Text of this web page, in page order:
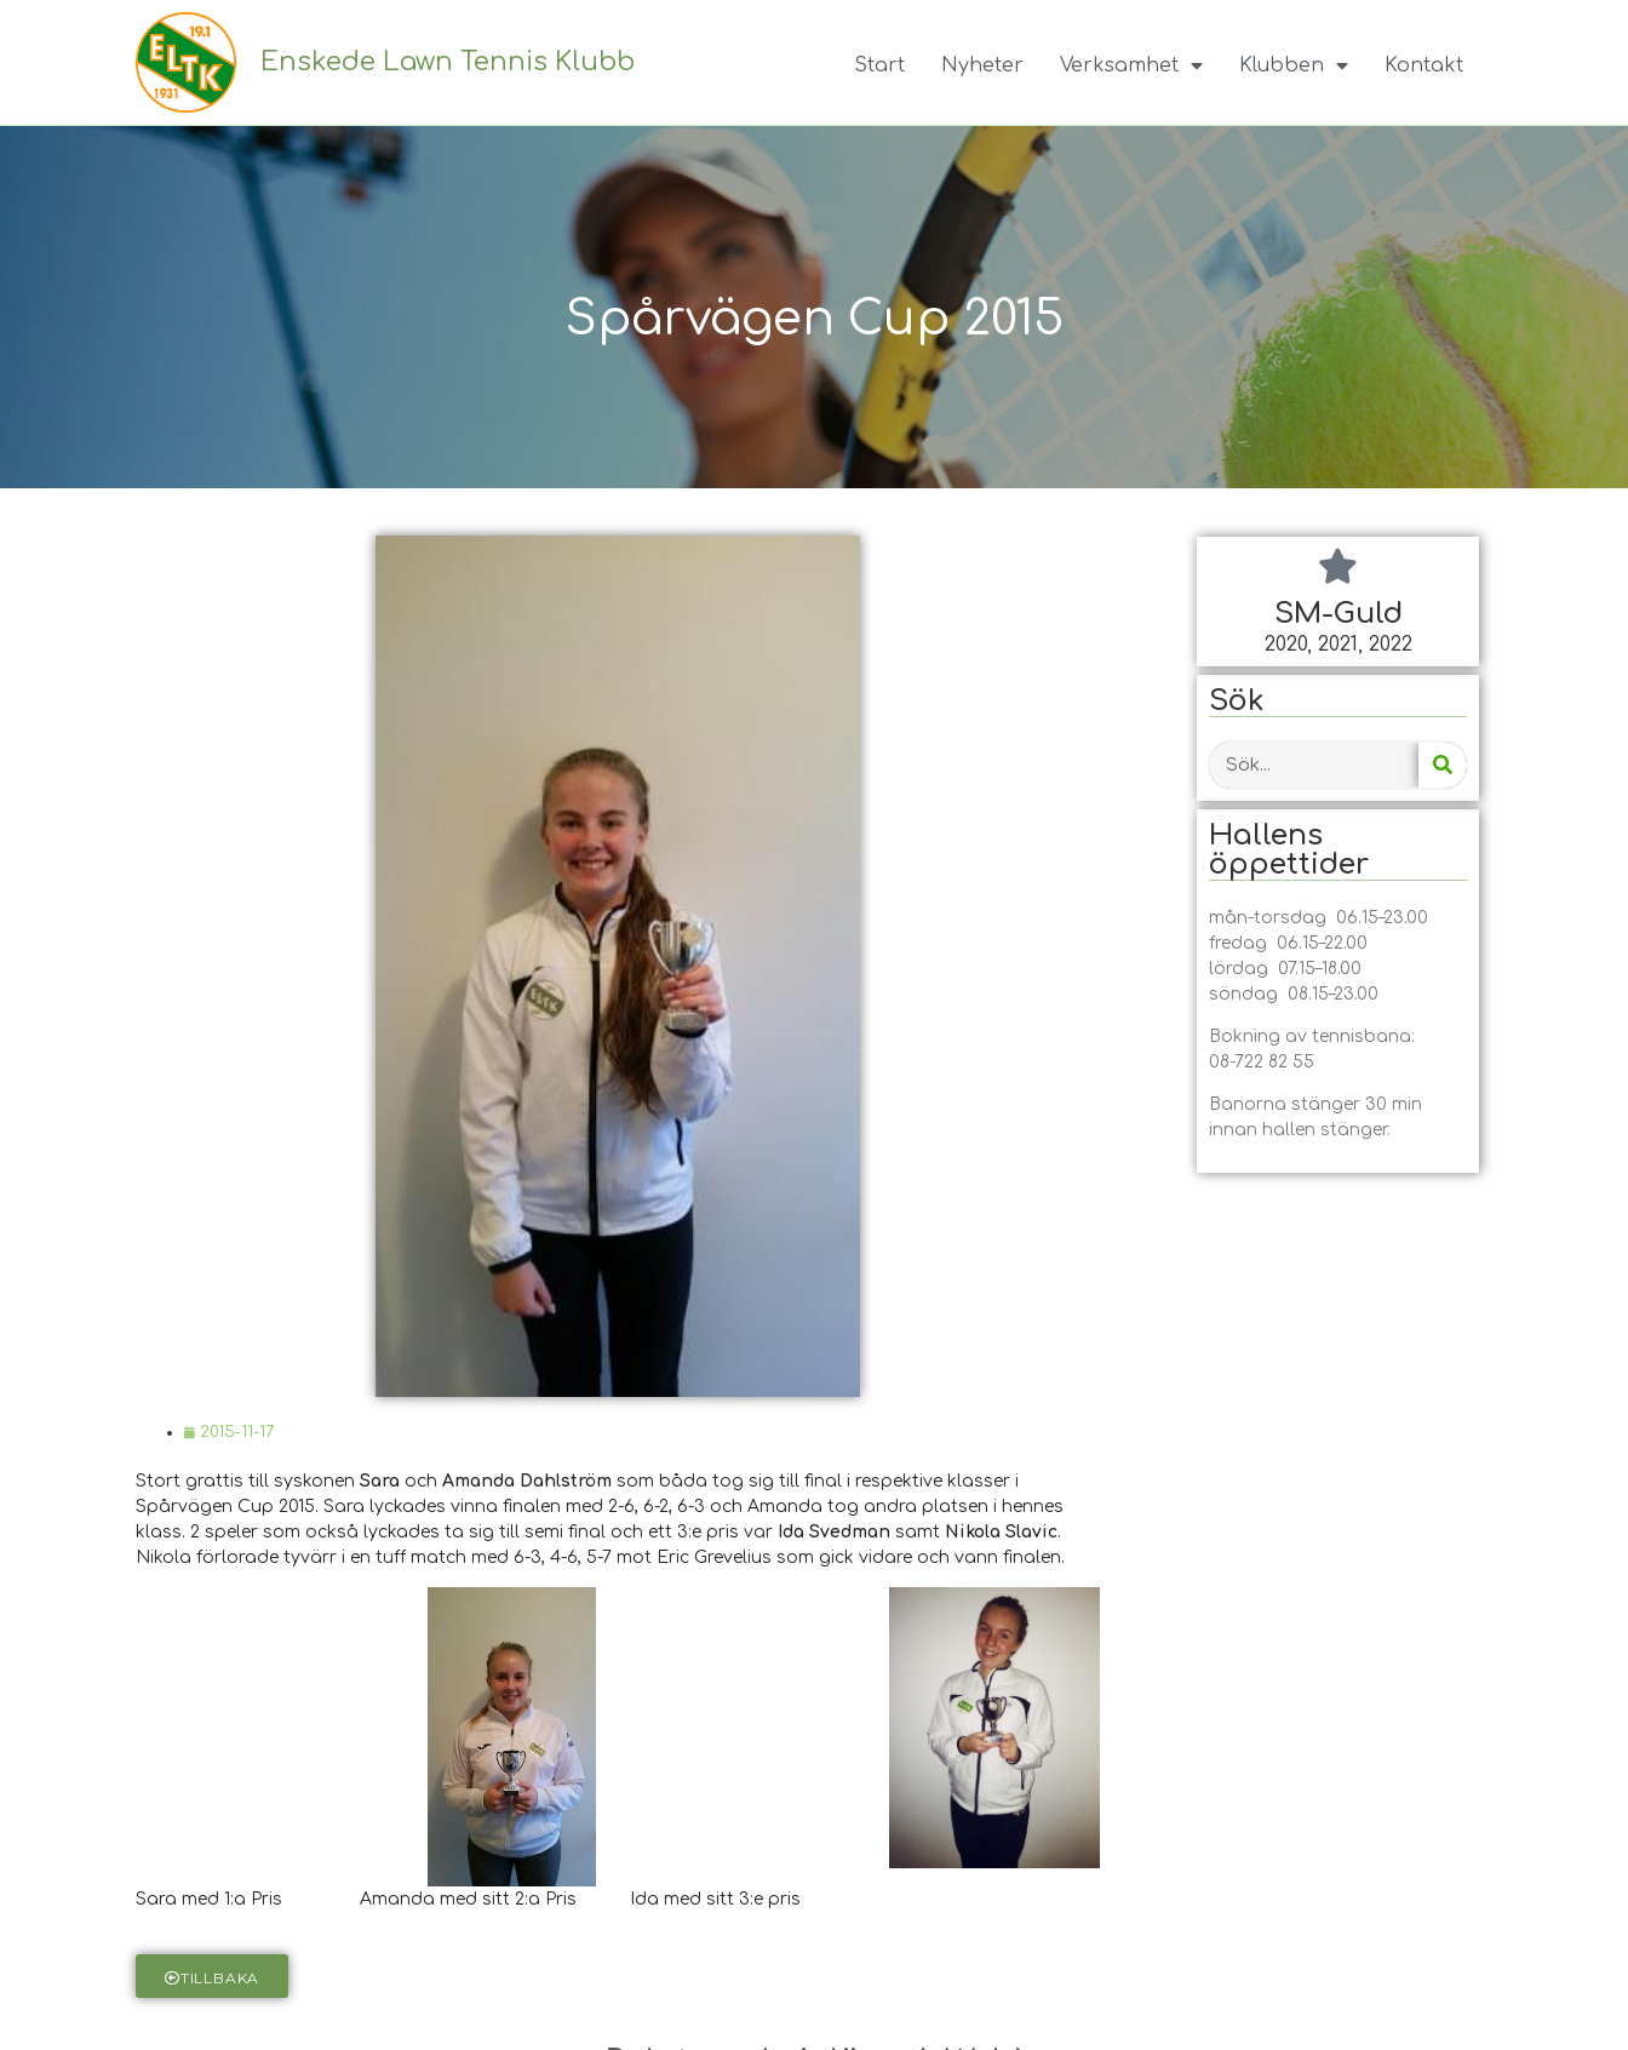
Enskede Lawn Tennis Klubb Start Nyheter Verksamhet Klubben Kontakt
Spårvägen Cup 2015
2015-11-17
Stort grattis till syskonen Sara och Amanda Dahlström som båda tog sig till final i respektive klasser i
Spårvägen Cup 2015. Sara lyckades vinna finalen med 2-6, 6-2, 6-3 och Amanda tog andra platsen i hennes
klass. 2 speler som också lyckades ta sig till semi final och ett 3:e pris var Ida Svedman samt Nikola Slavic.
Nikola förlorade tyvärr i en tuff match med 6-3, 4-6, 5-7 mot Eric Grevelius som gick vidare och vann finalen.
Sara med 1:a Pris Amanda med sitt 2:a Pris Ida med sitt 3:e pris
TILLBAKA
SM-Guld
2020, 2021, 2022
Sök
Hallens
öppet­tider
mån-torsdag 06.15–23.00
fredag 06.15–22.00
lördag 07.15–18.00
söndag 08.15–23.00
Bokning av tennisbana:
08-722 82 55
Banorna stänger 30 min
innan hallen stänger.